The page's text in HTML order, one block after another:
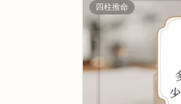
四柱推命